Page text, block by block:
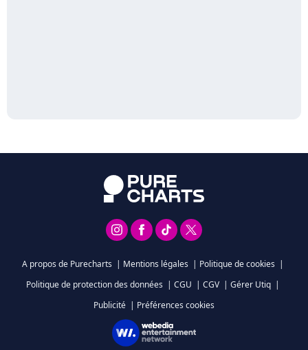
A propos de Purecharts | Mentions légales | Politique de cookies |
Politique de protection des données | CGU | CGV | Gérer Utiq |
Publicité | Préférences cookies